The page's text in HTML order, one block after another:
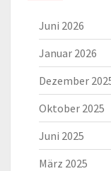
Juni 2026
Januar 2026
Dezember
Oktober 2025
Juni 2025
März 2025